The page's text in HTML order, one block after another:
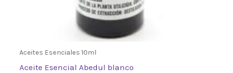
Aceites Esenciales 10ml
Aceite Esencial Abedul blanco